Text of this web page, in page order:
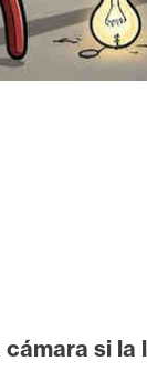
si la